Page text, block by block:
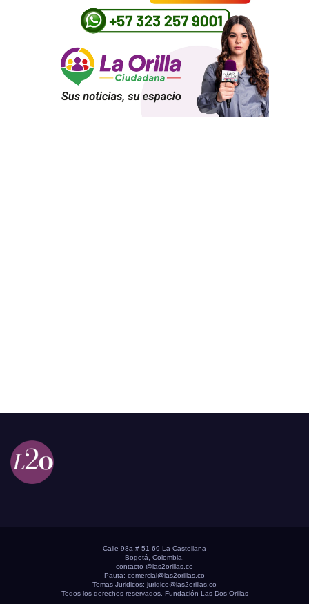
Calle 98a # 51-69 La Castellana
Bogotá, Colombia.
contacto @las2orillas.co
Pauta: comercial@las2orillas.co
Temas Juridicos: juridico@las2orillas.co
Todos los derechos reservados. Fundación Las Dos Orillas